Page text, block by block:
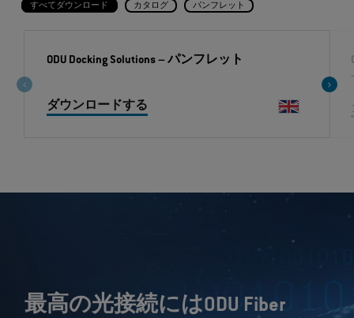
すべてダウンロード カタログ パンフレット
ODU Docking Solutions– パンフレット
ダウンロードする
最高の光接続にはODU Fiber